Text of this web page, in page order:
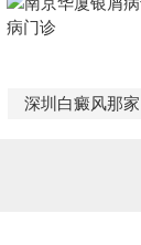
深圳白癜风那家